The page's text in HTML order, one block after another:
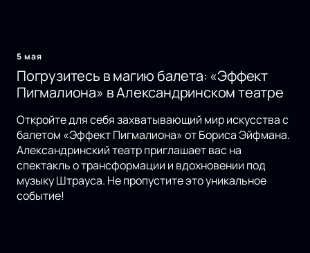
5 мая
Погрузитесь в магию балета: «Эффект
Пигмалиона» в Александринском театре
Откройте для себя захватывающий мир искусства с
балетом «Эффект Пигмалиона» от Бориса Эйфмана.
Александринский театр приглашает вас на
спектакль о трансформации и вдохновении под
музыку Штрауса. Не пропустите это уникальное
событие!